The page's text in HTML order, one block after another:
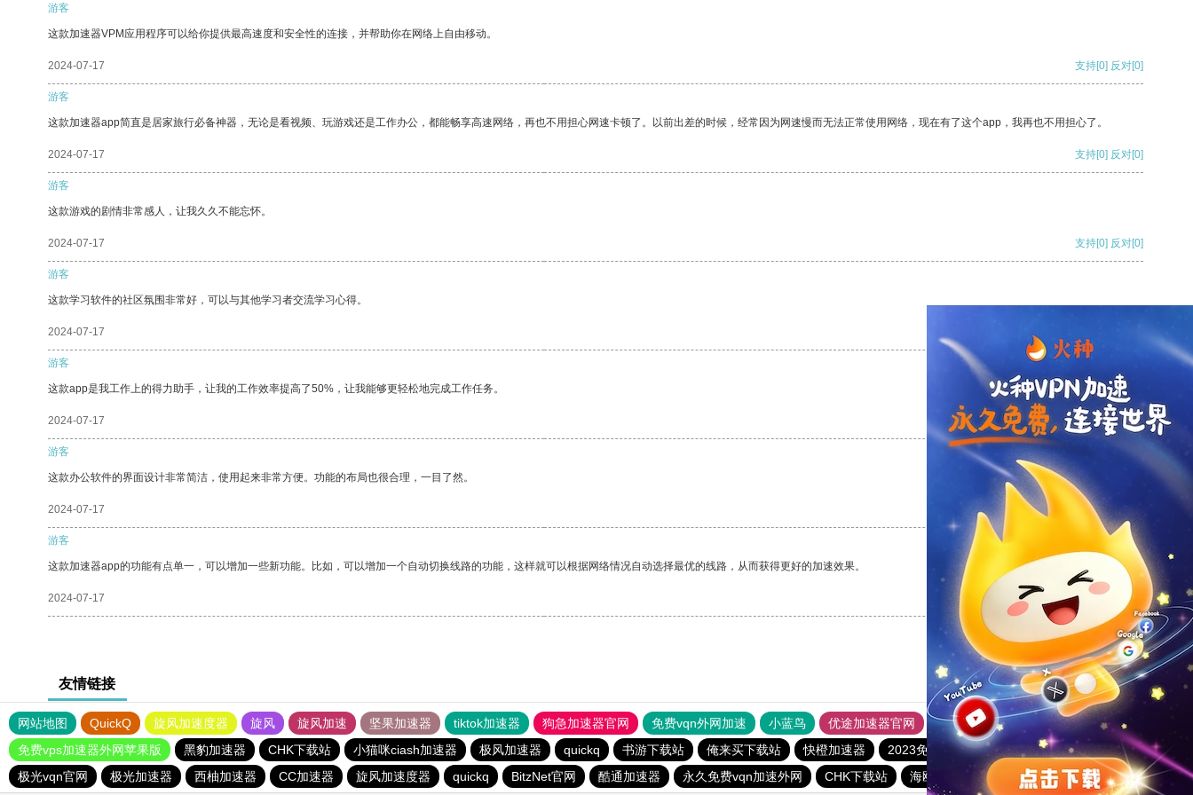
游客
这款加速器VPM应用程序可以给你提供最高速度和安全性的连接，并帮助你在网络上自由移动。
2024-07-17 支持[0] 反对[0]
游客
这款加速器app简直是居家旅行必备神器，无论是看视频、玩游戏还是工作办公，都能畅享高速网络，再也不用担心网速卡顿了。以前出差的时候，经常因为网速慢而无法正常使用网络，现在有了这个app，我再也不用担心了。
2024-07-17 支持[0] 反对[0]
游客
这款游戏的剧情非常感人，让我久久不能忘怀。
2024-07-17 支持[0] 反对[0]
游客
这款学习软件的社区氛围非常好，可以与其他学习者交流学习心得。
2024-07-17
游客
这款app是我工作上的得力助手，让我的工作效率提高了50%，让我能够更轻松地完成工作任务。
2024-07-17 支持 [0] 反对[0]
游客
这款办公软件的界面设计非常简洁，使用起来非常方便。功能的布局也很合理，一目了然。
2024-07-17 支持[0] 反对
游客
这款加速器app的功能有点单一，可以增加一些新功能。比如，可以增加一个自动切换线路的功能，这样就可以根据网络情况自动选择最优的线路，从而获得更好的加速效果。
2024-07-17 支持[0] 反对[0]
友情链接
网站地图 QuickQ 旋风加速度器 旋风 旋风加速 坚果加速器 tiktok加速器 狗急加速器官网 免费vqn外网加速 小蓝鸟 优途加速器官网 风驰加速器 旋风加速器
八戒看书
免费vps加速器外网苹果版
黑豹加速器 CHK下载站 小猫咪ciash加速器 极风加速器 quickq 书游下载站 俺来买下载站 快橙加速器 2023免费加速神器
tyl加速器官网
极光vqn官网
极光加速器 西柚加速器 CC加速器 旋风加速度器 quickq BitzNet官网 酷通加速器 永久免费vqn加速外网 CHK下载站 海鸥下载站 1元机场